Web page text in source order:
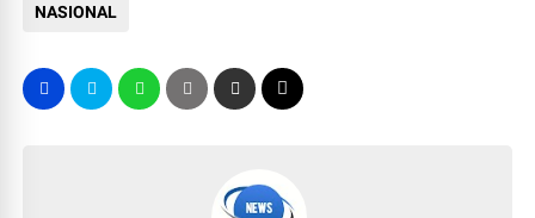
NASIONAL